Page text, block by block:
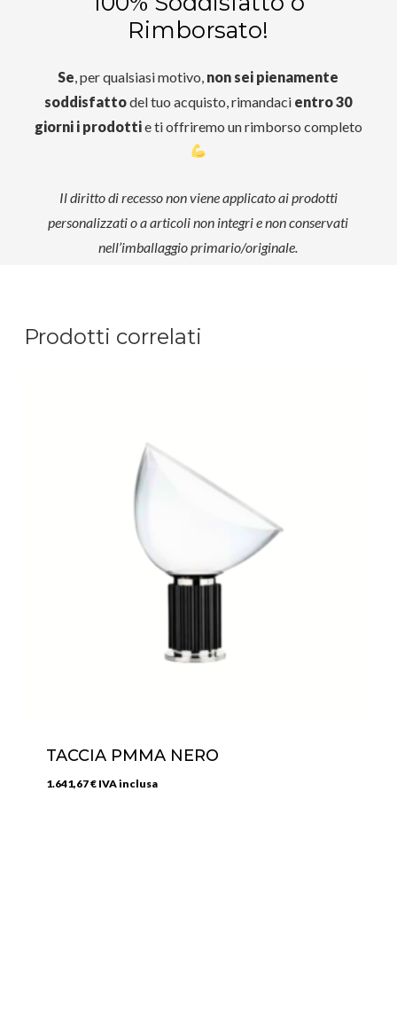
Rimborsato!
Se , per qualsiasi motivo, non sei pienamente
soddisfattodel tuo acquisto, rimandaci entro 30
giorni i prodottie ti offriremo un rimborso completo
Il diritto di recesso non viene applicato ai prodotti
personalizzati o a articoli non integri e non conservati
nell’imballaggio primario/originale.
Prodotti correlati
TACCIA PMMA NERO
1.641,67€ IVA inclusa